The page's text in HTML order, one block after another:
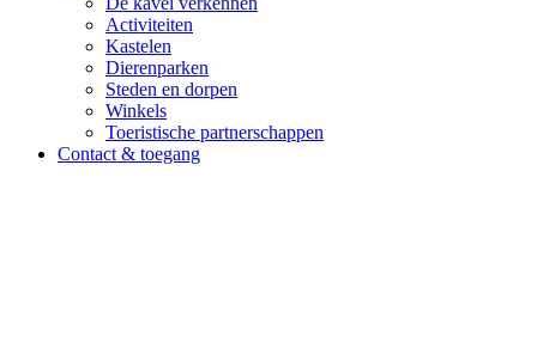
Activiteiten
Kastelen
Dierenparken
Steden en dorpen
Winkels
Toeristische partnerschappen
Contact & toegang